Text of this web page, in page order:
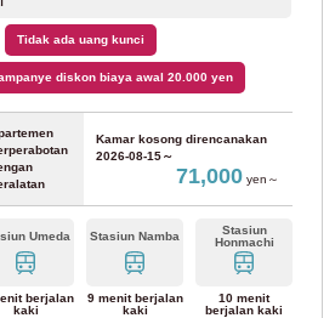
Tidak ada uang kunci
diskon biaya awal 20.000 yen
Kamar kosong direncanakan
2026-08-15～
71,000yen～
Umeda
berjalan
kaki
Stasiun Namba
9 menit berjalan
kaki
Stasiun
Honmachi
10 menit
berjalan kaki
kota Nagoya Meijo
Nagoya (5)